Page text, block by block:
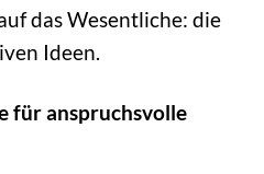
das Wesentliche: die
Ideen.
für anspruchsvolle